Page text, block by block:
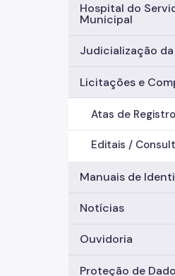
Hospital do
Municipal
Judicialização
Licitações e
Atas de
Editais /
Manuais de
Notícias
Ouvidoria
Proteção de